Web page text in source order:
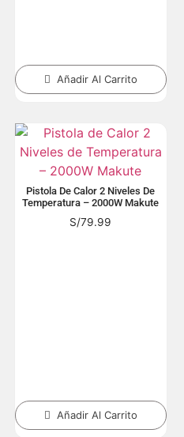
Añadir Al Carrito
Pistola De Calor 2 Niveles De
Temperatura – 2000W Makute
S/79.99
Añadir Al Carrito